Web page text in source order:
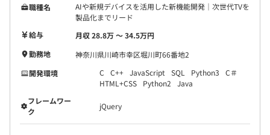
職種名
AIや新規デバイスを活用した新機能開発｜次世代TVを
製品化までリード
給与
月収 28.8万 〜 34.5万円
勤務地
神奈川県川崎市幸区堀川町66番地2
開発環境
C C++ JavaScript SQL Python3
C＃
HTML+CSS
Python2
Java
フレームワー
ク
jQuery